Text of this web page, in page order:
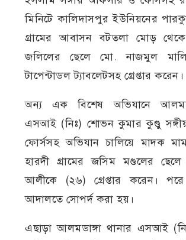
মিনিটে কালিদাসপুর ইউনিয়নের
গ্রামের আবাসন বটতলা মোড়
জলিলের ছেলে মো. নাজমুল
টাপেন্টাডল ট্যাবলেটসহ গ্রেপ্তার করেন।
অন্য এক বিশেষ অভিযানে
এসআই (নিঃ) শোভন কুমার কুণ্ডু
ফোর্সসহ অভিযান চালিয়ে মাদক
হারদী গ্রামের জসিম মণ্ডলের
আলীকে (২৬) গ্রেপ্তার করেন।
আদালতে সোপর্দ করা হয়।
এছাড়া আলমডাঙ্গা থানার এসআই